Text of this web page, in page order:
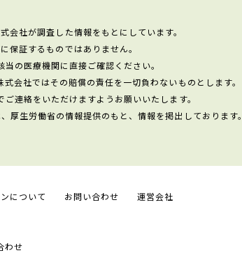
会社が調査した情報をもとにしています。
保証するものではありません。
の医療機関に直接ご確認ください。
会社ではその賠償の責任を一切負わないものとします。
連絡をいただけますようお願いいたします。
生労働省の情報提供のもと、情報を掲出しております。
について お問い合わせ 運営会社
わせ